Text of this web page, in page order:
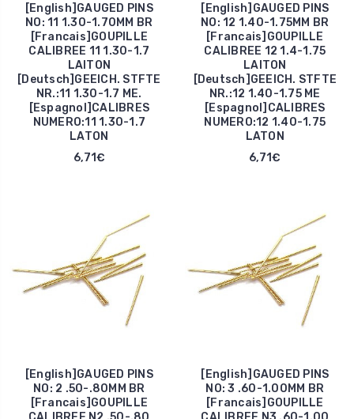
[English]GAUGED PINS
NO: 11 1.30-1.70MM BR
[Francais]GOUPILLE
CALIBREE 11 1.30-1.7
LAITON
[Deutsch]GEEICH. STFTE
NR.:11 1.30-1.7 ME.
[Espagnol]CALIBRES
NUMERO:11 1.30-1.7
LATON
6,71€
[English]GAUGED PINS
NO: 12 1.40-1.75MM BR
[Francais]GOUPILLE
CALIBREE 12 1.4-1.75
LAITON
[Deutsch]GEEICH. STFTE
NR.:12 1.40-1.75 ME
[Espagnol]CALIBRES
NUMERO:12 1.40-1.75
LATON
6,71€
[English]GAUGED PINS
NO: 2 .50-.80MM BR
[Francais]GOUPILLE
[English]GAUGED PINS
NO: 3 .60-1.00MM BR
[Francais]GOUPILLE